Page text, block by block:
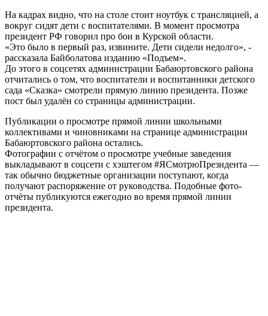
На кадрах видно, что на столе стоит ноутбук с трансляцией, а
вокруг сидят дети с воспитателями. В момент просмотра
президент РФ говорил про бои в Курской области.
«Это было в первый раз, извините. Дети сидели недолго», -
рассказала Байболатова изданию «Подъем».
До этого в соцсетях администрации Бабаюртовского района
отчитались о том, что воспитатели и воспитанники детского
сада «Сказка» смотрели прямую линию президента. Позже
пост был удалён со страницы администрации.
Публикации о просмотре прямой линии школьными
коллективами и чиновниками на странице администрации
Бабаюртовского района остались.
Фотографии с отчётом о просмотре учебные заведения
выкладывают в соцсети с хэштегом #ЯСмотрюПрезидента —
так обычно бюджетные организации поступают, когда
получают распоряжение от руководства. Подобные фото-
отчёты публикуются ежегодно во время прямой линии
президента.